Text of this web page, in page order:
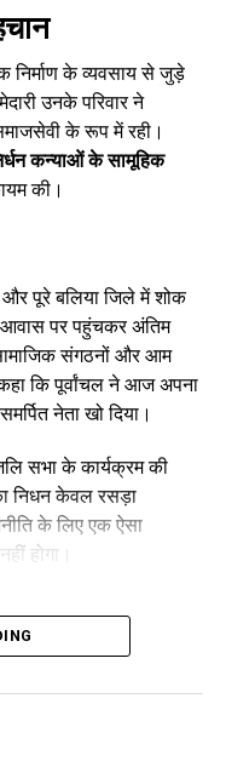
के व्यवसाय से जुड़े
उनके परिवार ने
के रूप में रही।
कन्याओं के सामूहिक
की।
पूरे बलिया जिले में शोक
पर पहुंचकर अंतिम
संगठनों और आम
कि पूर्वांचल ने आज अपना
नेता खो दिया।
सभा के कार्यक्रम की
निधन केवल रसड़ा
के लिए एक ऐसा
होगा।